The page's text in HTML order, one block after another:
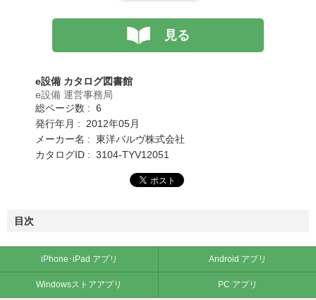
見る
e設備 カタログ図書館
e設備 運営事務局
総ページ数 : 6
発行年月 : 2012年05月
メーカー名 : 東洋バルヴ株式会社
カタログID : 3104-TYV12051
目次
iPhone･iPad アプリ Android アプリ
Windowsストアアプリ PC アプリ